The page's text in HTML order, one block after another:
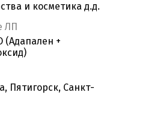
и косметика д.д.
ЛП
(Адапален +
Пятигорск, Санкт-